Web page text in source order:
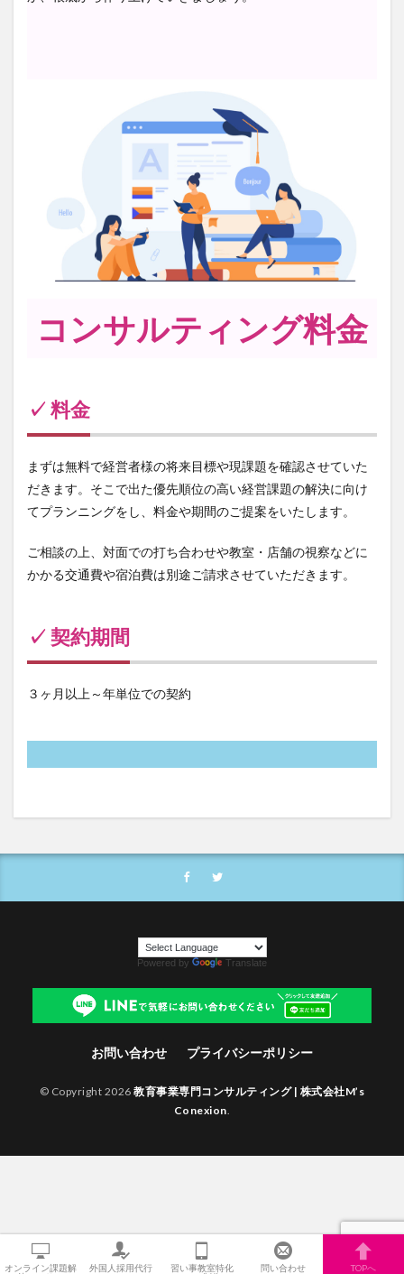
コンサルティング料金
✓ 料金
まずは無料で経営者様の将来目標や現課題を確認させていた
だきます。そこで出た優先順位の高い経営課題の解決に向け
てプランニングをし、料金や期間のご提案をいたします。
ご相談の上、対面での打ち合わせや教室・店舗の視察などに
かかる交通費や宿泊費は別途ご請求させていただきます。
✓ 契約期間
３ヶ月以上～年単位での契約
Powered by Translate
お問い合わせ プライバシーポリシー
© Copyright 2026教育事業専門コンサルティング | 株式会社M’s
Conexion
オンライン課題解
外国人採用代行
習い事教室特化
問い合わせ TOPへ